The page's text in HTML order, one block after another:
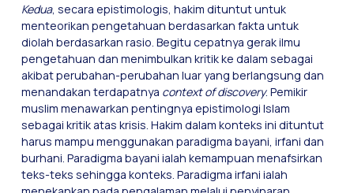
Kedua, secara epistimologis, hakim dituntut untuk
menteorikan pengetahuan berdasarkan fakta untuk
diolah berdasarkan rasio. Begitu cepatnya gerak ilmu
pengetahuan dan menimbulkan kritik ke dalam sebagai
akibat perubahan-perubahan luar yang berlangsung dan
menandakan terdapatnya context of discovery. Pemikir
muslim menawarkan pentingnya epistimologi Islam
sebagai kritik atas krisis. Hakim dalam konteks ini dituntut
harus mampu menggunakan paradigma bayani, irfani dan
burhani. Paradigma bayani ialah kemampuan menafsirkan
teks-teks sehingga konteks. Paradigma irfani ialah